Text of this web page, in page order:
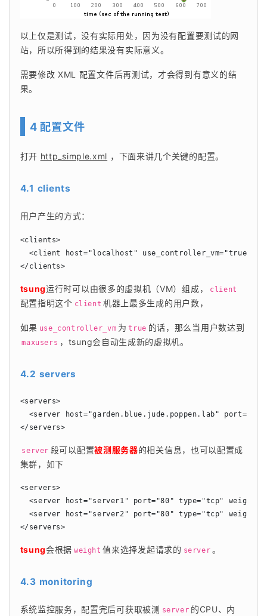
以上仅是测试，没有实际用处，因为没有配置要测试的网
站，所以所得到的结果没有实际意义。
需要修改 XML 配置文件后再测试，才会得到有意义的结
果。
4 配置文件
打开 http_simple.xml ，下面来讲几个关键的配置。
4.1 clients
用户产生的方式：
<clients>
<client host="localhost" use_controller_vm="true"
</clients>
tsung运行时可以由很多的虚拟机（VM）组成， client
配置指明这个 client 机器上最多生成的用户数，
如果 use_controller_vm 为 true 的话，那么当用户数达到
maxusers ，tsung会自动生成新的虚拟机。
4.2 servers
<servers>
<server host="garden.blue.jude.poppen.lab"
</servers>
server 段可以配置被测服务器的相关信息，也可以配置成
集群，如下
<servers>
<server host="server1" port="80" type="tcp"
<server host="server2" port="80" type="tcp"
</servers>
tsung会根据 weight 值来选择发起请求的 server 。
4.3 monitoring
系统监控服务，配置完后可获取被测 server 的CPU、内